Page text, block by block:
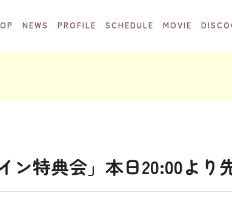
NEWS PROFILE SCHEDULE MOVIE
特典会」本日20:00より